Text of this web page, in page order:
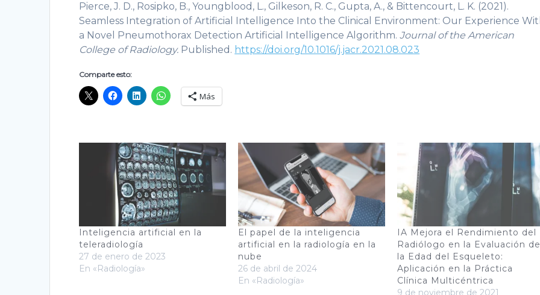
Pierce, J. D., Rosipko, B., Youngblood, L., Gilkeson, R. C., Gupta, A., & Bittencourt, L. K. (2021).
Seamless Integration of Artificial Intelligence Into the Clinical Environment: Our Experience
a Novel Pneumothorax Detection Artificial Intelligence Algorithm.Journal of the American
College of Radiology. Published. https://doi.org/10.1016/j.jacr.2021.08.023
Comparte esto:
Más
Inteligencia artificial en la
teleradiología
27 de enero de 2023
En «Radiología»
El papel de la inteligencia
artificial en la radiología en la
nube
26 de abril de 2024
En «Radiología»
IA Mejora el Rendimiento del
Radiólogo en la Evaluación de
la Edad del Esqueleto:
Aplicación en la Práctica
Clínica Multicéntrica